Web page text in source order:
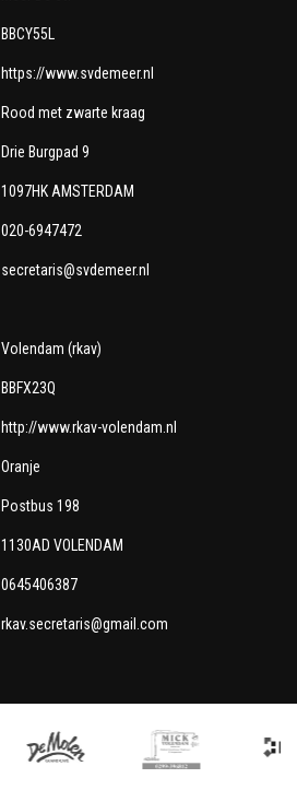
BBCY55L
https://www.svdemeer.nl
Rood met zwarte kraag
Drie Burgpad 9
1097HK AMSTERDAM
020-6947472
secretaris@svdemeer.nl
Volendam (rkav)
BBFX23Q
http://www.rkav-volendam.nl
Oranje
Postbus 198
1130AD VOLENDAM
0645406387
rkav.secretaris@gmail.com